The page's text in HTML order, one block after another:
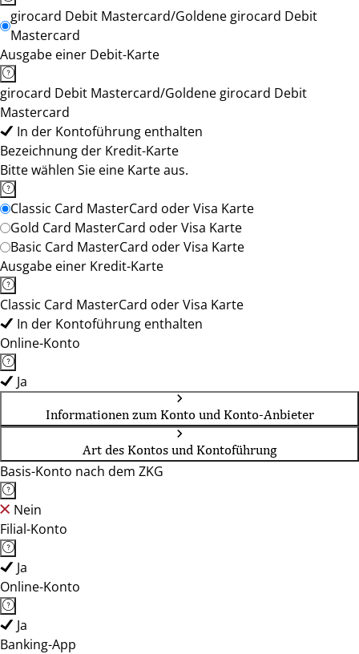
girocard Debit Mastercard/Goldene girocard Debit
Mastercard
Ausgabe einer Debit-Karte
girocard Debit Mastercard/Goldene girocard Debit
Mastercard
In der Kontoführung enthalten
Bezeichnung der Kredit-Karte
Bitte wählen Sie eine Karte aus.
Classic Card MasterCard oder Visa Karte
Gold Card MasterCard oder Visa Karte
Basic Card MasterCard oder Visa Karte
Ausgabe einer Kredit-Karte
Classic Card MasterCard oder Visa Karte
In der Kontoführung enthalten
Online-Konto
Ja
Informationen zum Konto und Konto-Anbieter
Art des Kontos und Kontoführung
Basis-Konto nach dem ZKG
Nein
Filial-Konto
Ja
Online-Konto
Ja
Banking-App